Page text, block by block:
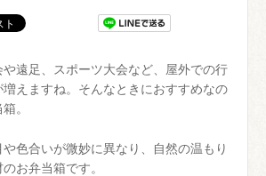
遠足、スポーツ大会など、屋外での行
えますね。そんなときにおすすめなの
。
色合いが微妙に異なり、自然の温もり
お弁当箱です。